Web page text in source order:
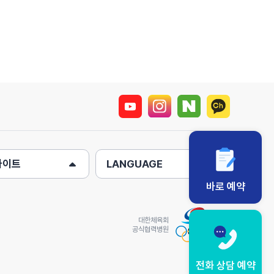
트 LANGUAGE
대한체육회
공식협력병원
바로 예약
전화 상담 예약